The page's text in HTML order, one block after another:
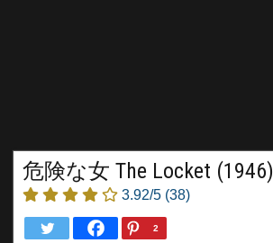
危険な女 The Locket (1946)
3.92/5 (38)
2